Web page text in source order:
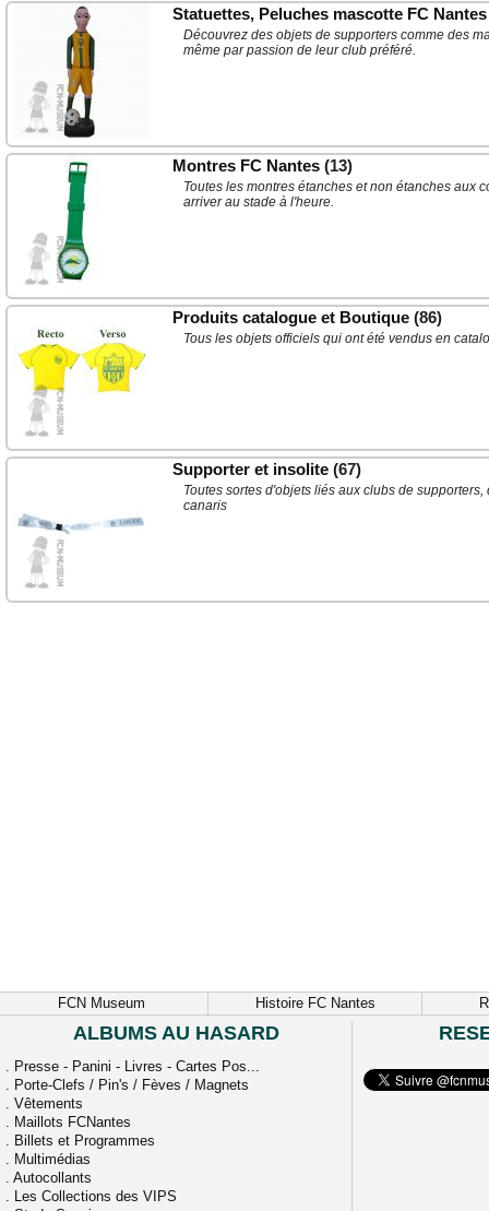
Statuettes, Peluches mascotte FC Nantes
Découvrez des objets de supporters comme des
même par passion de leur club préféré.
Montres FC Nantes (13)
Toutes les montres étanches et non étanches aux
arriver au stade à l'heure.
Produits catalogue et Boutique (86)
Tous les objets officiels qui ont été vendus en
Supporter et insolite (67)
Toutes sortes d'objets liés aux clubs de
canaris
FCN Museum Histoire FC Nantes
ALBUMS AU HASARD
. Presse - Panini - Livres - Cartes Pos...
. Porte-Clefs / Pin's / Fèves / Magnets
. Vêtements
. Maillots FCNantes
. Billets et Programmes
. Multimédias
. Autocollants
. Les Collections des VIPS